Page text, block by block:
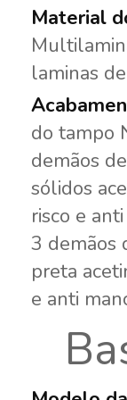
laminas
do tampo
demãos
sólidos
risco e
3 demãos
preta
e anti